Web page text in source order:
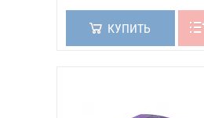
КУПИТЬ